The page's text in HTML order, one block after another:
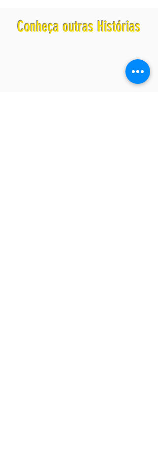
Conheça outras Histórias